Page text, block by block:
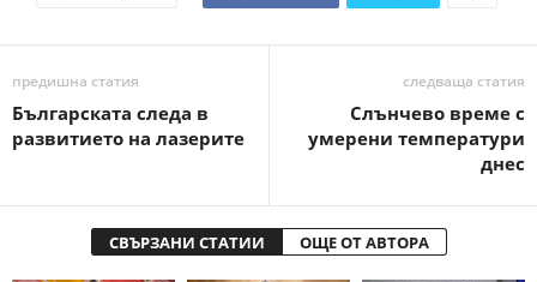
предишна статия
Българската следа в
развитието на лазерите
следваща статия
Слънчево време с
умерени температури
днес
СВЪРЗАНИ СТАТИИ ОЩЕ ОТ АВТОРА